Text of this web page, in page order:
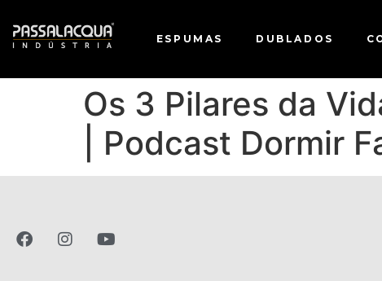
ESPUMAS DUBLADOS
Os 3 Pilares da
| Podcast Dormir